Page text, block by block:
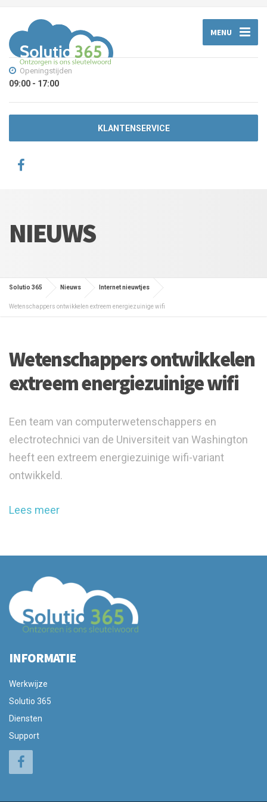
MENU
Openingstijden
09:00 - 17:00
KLANTENSERVICE
NIEUWS
Solutio 365 Nieuws Internet nieuwtjes
Wetenschappers ontwikkelen extreem energiezuinige wifi
Wetenschappers ontwikkelen
extreem energiezuinige wifi
Een team van computerwetenschappers en
electrotechnici van de Universiteit van Washington
heeft een extreem energiezuinige wifi-variant
ontwikkeld.
Lees meer
INFORMATIE
Werkwijze
Solutio 365
Diensten
Support